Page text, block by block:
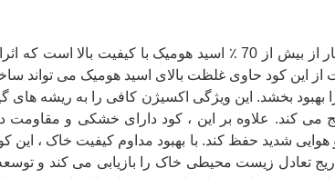
محصولات معدنی که ما تولید می کنیم سرشار از بیش از 70 ٪ اسید هومیک
این کود حاوی غلظت بالای اسید هومیک می تواند
بهبود بخشد. این ویژگی اکسیژن کافی را به ریشه های
می کند. علاوه بر این ، کود دارای خشکی و مقاومت
شدید حفظ کند. با بهبود مداوم کیفیت خاک ، این
تعادل زیست محیطی خاک را بازیابی می کند و توسعه